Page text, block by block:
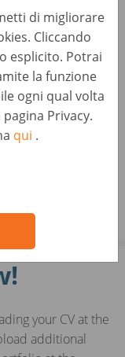
di migliorare
Cliccando
esplicito. Potrai
la funzione
ogni qual volta
Privacy.
qui .
inviare il tuo CV
su
i sessi, ai sensi
di tutte le età e
215/03
your CV at the
additional